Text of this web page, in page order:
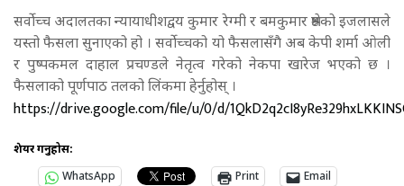
सर्वोच्च अदालतका न्यायाधीशद्वय कुमार रेग्मी र बमकुमार श्रेष्ठको इजलासले
यस्तो फैसला सुनाएको हो । सर्वोच्चको यो फैसलासँगै अब केपी शर्मा ओली
र पुष्पकमल दाहाल प्रचण्डले नेतृत्व गरेको नेकपा खारेज भएको छ ।
फैसलाको पूर्णपाठ तलको लिंकमा हेर्नुहोस् ।
https://drive.google.com/file/u/0/d/
शेयर गर्नुहोस:
WhatsApp
Print Email